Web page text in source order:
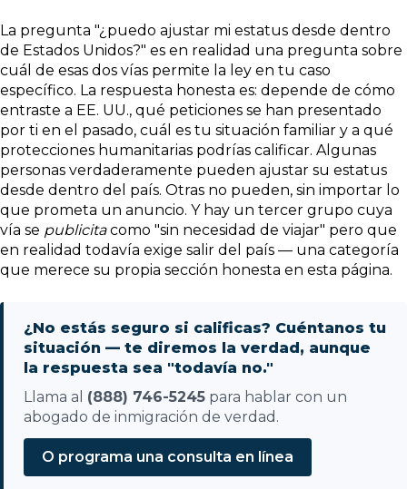
La pregunta "¿puedo ajustar mi estatus desde dentro
de Estados Unidos?" es en realidad una pregunta sobre
cuál de esas dos vías permite la ley en tu caso
específico. La respuesta honesta es: depende de cómo
entraste a EE. UU., qué peticiones se han presentado
por ti en el pasado, cuál es tu situación familiar y a qué
protecciones humanitarias podrías calificar. Algunas
personas verdaderamente pueden ajustar su estatus
desde dentro del país. Otras no pueden, sin importar lo
que prometa un anuncio. Y hay un tercer grupo cuya
vía se publicitacomo "sin necesidad de viajar" pero que
en realidad todavía exige salir del país — una categoría
que merece su propia sección honesta en esta página.
¿No estás seguro si calificas? Cuéntanos tu
situación — te diremos la verdad, aunque
la respuesta sea "todavía no."
Llama al (888) 746-5245 para hablar con un
abogado de inmigración de verdad.
O programa una consulta en línea